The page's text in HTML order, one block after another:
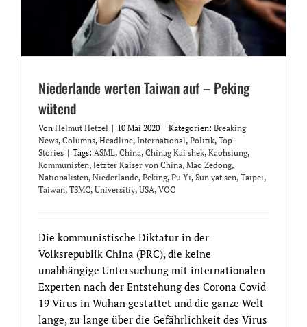
Niederlande werten Taiwan auf – Peking
wütend
Von Helmut Hetzel | 10 Mai 2020 | Kategorien: Breaking
News, Columns, Headline, International, Politik, Top-
Stories | Tags: ASML, China, Chinag Kai shek, Kaohsiung,
Kommunisten, letzter Kaiser von China, Mao Zedong,
Nationalisten, Niederlande, Peking, Pu Yi, Sun yat sen, Taipei,
Taiwan, TSMC, Universitiy, USA, VOC
Die kommunistische Diktatur in der
Volksrepublik China (PRC), die keine
unabhängige Untersuchung mit internationalen
Experten nach der Entstehung des Corona Covid
19 Virus in Wuhan gestattet und die ganze Welt
lange, zu lange über die Gefährlichkeit des Virus